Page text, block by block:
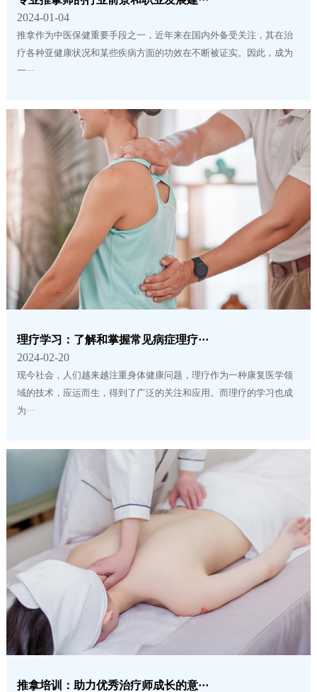
2024-01-04
推拿作为中医保健重要手段之一，近年来在国内外备受关注，其在治
疗各种亚健康状况和某些疾病方面的功效在不断被证实。因此，成为
一···
理疗学习：了解和掌握常见病症理疗···
2024-02-20
现今社会，人们越来越注重身体健康问题，理疗作为一种康复医学领
域的技术，应运而生，得到了广泛的关注和应用。而理疗的学习也成
为···
推拿培训：助力优秀治疗师成长的意···